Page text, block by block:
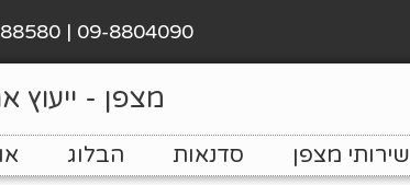
09-8804090 | 054-2588580
מצפן - ייעוץ
שירותי מצפן סדנאות הבלוג